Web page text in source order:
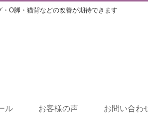
O脚・猫背などの改善が期待できます
ル お客様の声 お問い合わ